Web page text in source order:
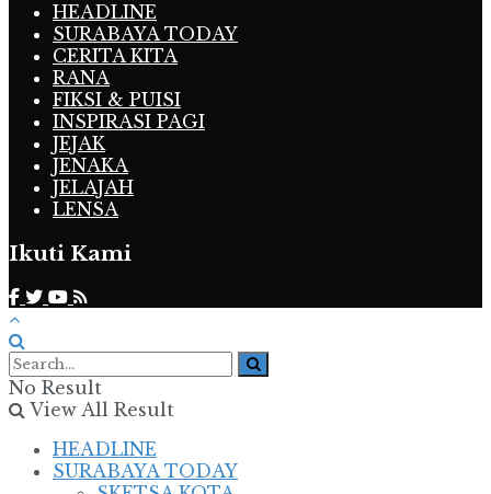
HEADLINE
SURABAYA TODAY
CERITA KITA
RANA
FIKSI & PUISI
INSPIRASI PAGI
JEJAK
JENAKA
JELAJAH
LENSA
Ikuti Kami
No Result
View All Result
HEADLINE
SURABAYA TODAY